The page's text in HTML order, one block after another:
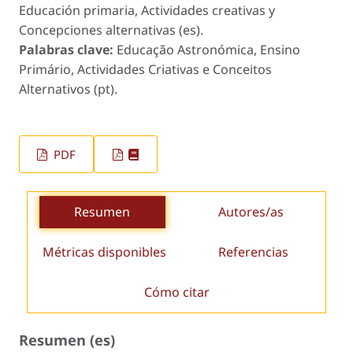
Educación primaria, Actividades creativas y
Concepciones alternativas (es).
Palabras clave: Educação Astronómica, Ensino
Primário, Actividades Criativas e Conceitos
Alternativos (pt).
PDF
Resumen Autores/as
Métricas disponibles Referencias
Cómo citar
Resumen (es)